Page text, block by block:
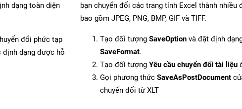
dạng toàn diện
đổi phức tạp
định dạng được hỗ
bạn chuyển đổi các trang tính Excel thành nhiều
bao gồm JPEG, PNG, BMP, GIF và TIFF.
Tạo đối tượng SaveOption và đặt định
SaveFormat.
Tạo đối tượng Yêu cầu chuyển đổi tài liệu
Gọi phương thức SaveAsPostDocument
chuyển đổi từ XLT